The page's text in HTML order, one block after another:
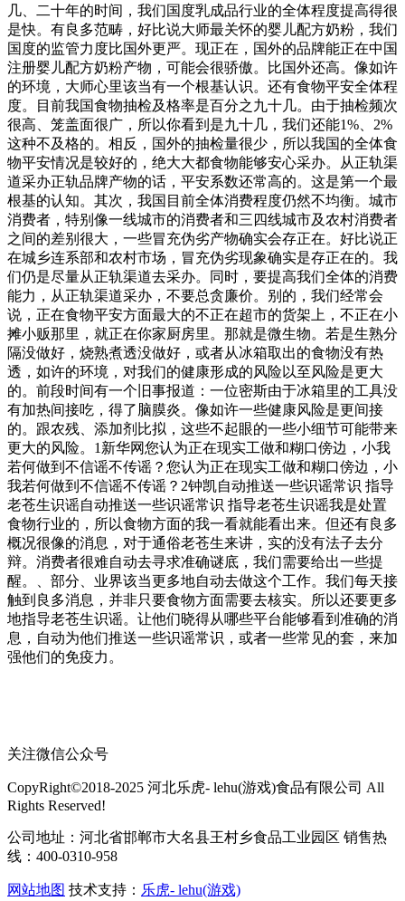
几、二十年的时间，我们国度乳成品行业的全体程度提高得很
是快。有良多范畴，好比说大师最关怀的婴儿配方奶粉，我们
国度的监管力度比国外更严。现正在，国外的品牌能正在中国
注册婴儿配方奶粉产物，可能会很骄傲。比国外还高。像如许
的环境，大师心里该当有一个根基认识。还有食物平安全体程
度。目前我国食物抽检及格率是百分之九十几。由于抽检频次
很高、笼盖面很广，所以你看到是九十几，我们还能1%、2%
这种不及格的。相反，国外的抽检量很少，所以我国的全体食
物平安情况是较好的，绝大大都食物能够安心采办。从正轨渠
道采办正轨品牌产物的话，平安系数还常高的。这是第一个最
根基的认知。其次，我国目前全体消费程度仍然不均衡。城市
消费者，特别像一线城市的消费者和三四线城市及农村消费者
之间的差别很大，一些冒充伪劣产物确实会存正在。好比说正
在城乡连系部和农村市场，冒充伪劣现象确实是存正在的。我
们仍是尽量从正轨渠道去采办。同时，要提高我们全体的消费
能力，从正轨渠道采办，不要总贪廉价。别的，我们经常会
说，正在食物平安方面最大的不正在超市的货架上，不正在小
摊小贩那里，就正在你家厨房里。那就是微生物。若是生熟分
隔没做好，烧熟煮透没做好，或者从冰箱取出的食物没有热
透，如许的环境，对我们的健康形成的风险以至风险是更大
的。前段时间有一个旧事报道：一位密斯由于冰箱里的工具没
有加热间接吃，得了脑膜炎。像如许一些健康风险是更间接
的。跟农残、添加剂比拟，这些不起眼的一些小细节可能带来
更大的风险。1新华网您认为正在现实工做和糊口傍边，小我
若何做到不信谣不传谣？您认为正在现实工做和糊口傍边，小
我若何做到不信谣不传谣？2钟凯自动推送一些识谣常识 指导
老苍生识谣自动推送一些识谣常识 指导老苍生识谣我是处置
食物行业的，所以食物方面的我一看就能看出来。但还有良多
概况很像的消息，对于通俗老苍生来讲，实的没有法子去分
辩。消费者很难自动去寻求准确谜底，我们需要给出一些提
醒。、部分、业界该当更多地自动去做这个工作。我们每天接
触到良多消息，并非只要食物方面需要去核实。所以还要更多
地指导老苍生识谣。让他们晓得从哪些平台能够看到准确的消
息，自动为他们推送一些识谣常识，或者一些常见的套，来加
强他们的免疫力。
关注微信公众号
CopyRight©2018-2025 河北乐虎- lehu(游戏)食品有限公司 All
Rights Reserved!
公司地址：河北省邯郸市大名县王村乡食品工业园区 销售热
线：400-0310-958
网站地图 技术支持： 乐虎- lehu(游戏)